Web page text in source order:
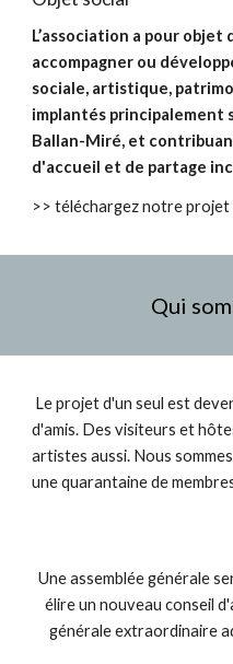
L’association a pour
accompagner ou
sociale, artistique,
implantés principalement
Ballan-Miré, et
d'accueil et de partage
>> téléchargez notre
Qui
Le projet d'un seul est
d'amis. Des visiteurs et
artistes aussi. Nous
une quarantaine de
Une assemblée générale
élire un nouveau conseil
générale extraordinaire